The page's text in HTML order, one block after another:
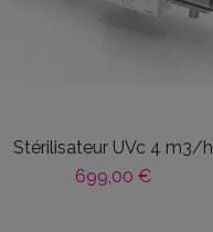
Stérilisateur UVc 4 m3/h
699,00 €